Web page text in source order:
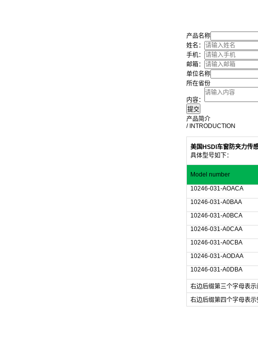
产品名称
姓名：
手机：
邮箱：
单位名称
所在省份
内容：
产品简介
/ INTRODUCTION
美国HSDI车窗防夹力传
具体型号如下：
Model number
10246-031-AOACA
10246-031-A0BAA
10246-031-A0BCA
10246-031-A0CAA
10246-031-A0CBA
10246-031-AODAA
10246-031-A0DBA
右边后缀第三个字母表
右边后缀第四个字母表